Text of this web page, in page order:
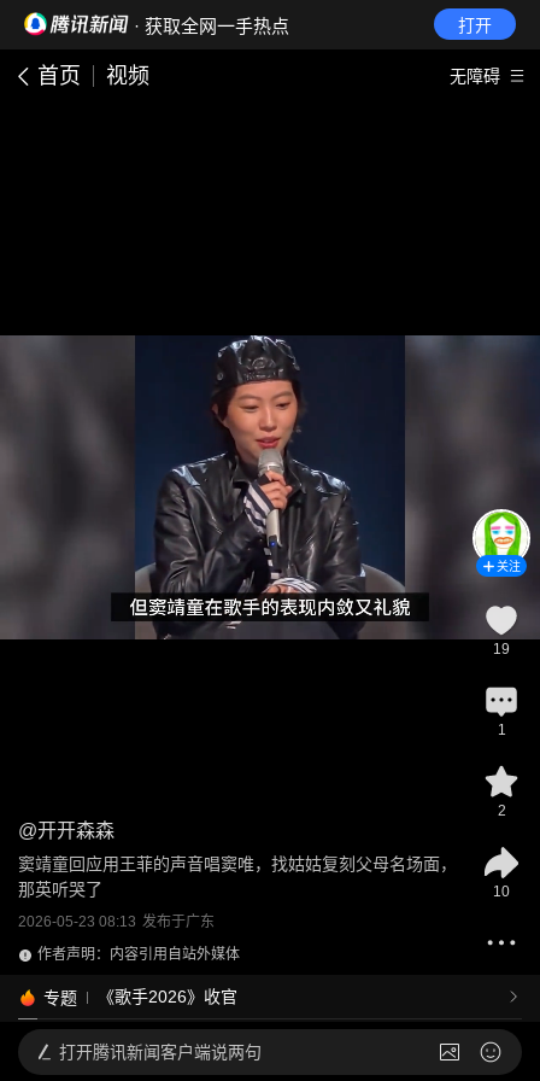
· 获取全网一手热点 打开
首页 视频 无障碍
@开开森森
窦靖童回应用王菲的声音唱窦唯，找姑姑复刻父母名场面，
那英听哭了
2026-05-23 08:13 发布于广东
作者声明：内容引用自站外媒体
专题 《歌手2026》收官
关注
19
1
2
10
打开腾讯新闻客户端说两句